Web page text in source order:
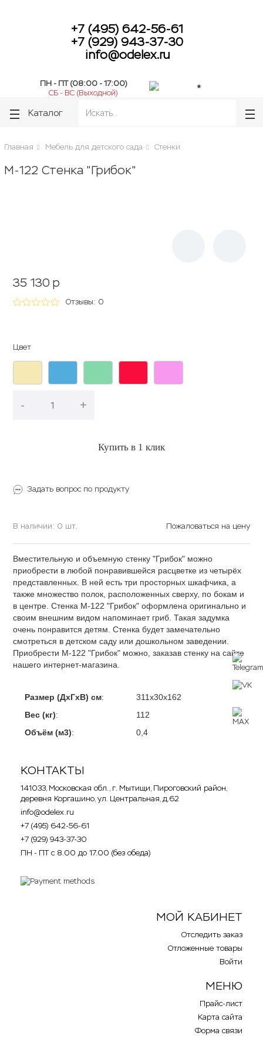
+7 (495) 642-56-61
+7 (929) 943-37-30
info@odelex.ru
ПН - ПТ (08:00 - 17:00)
СБ - ВС (Выходной)
Каталог
Главная Мебель для детского сада Стенки
М-122 Стенка "Грибок"
35 130 p
Отзывы: 0
Цвет
- +
Купить в 1 клик
Задать вопрос по продукту
В наличии: 0 шт. Пожаловаться на цену
Вместительную и объемную стенку "Грибок" можно
приобрести в любой понравившейся расцветке из четырёх
представленных. В ней есть три просторных шкафчика, а
также множество полок, расположенных сверху, по бокам и
в центре. Стенка М-122 "Грибок" оформлена оригинально и
своим внешним видом напоминает гриб. Такая задумка
очень понравится детям. Стенка будет замечательно
смотреться в детском саду или дошкольном заведении.
Приобрести М-122 "Грибок" можно, заказав стенку на сайте
нашего интернет-магазина.
Размер (ДхГхВ) см:
311х30х162
Вес (кг):
112
Объём (м3): 0,4
КОНТАКТЫ
141033, Московская обл., г. Мытищи, Пироговский район,
деревня Коргашино, ул. Центральная, д.62
info@odelex.ru
+7 (495) 642-56-61
+7 (929) 943-37-30
ПН - ПТ с 8.00 до 17.00 (без обеда)
МОЙ КАБИНЕТ
Отследить заказ
Отложенные товары
Войти
МЕНЮ
Прайс-лист
Карта сайта
Форма связи